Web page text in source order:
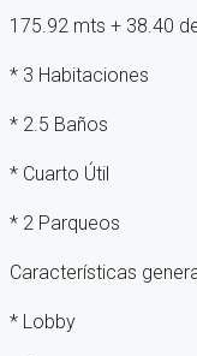
175.92 mts + 38.40
* 3 Habitaciones
* 2.5 Baños
* ⁠Cuarto Útil
* 2 Parqueos
Características
* Lobby